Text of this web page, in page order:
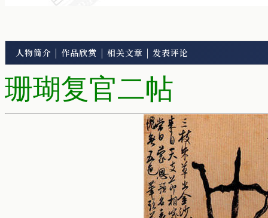
人物简介 | 作品欣赏 | 相关文章 | 发表评论
珊瑚复官二帖